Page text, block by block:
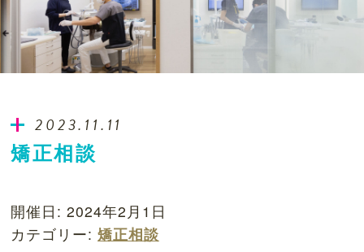
2023.11.11
矯正相談
開催日: 2024年2月1日
カテゴリー:矯正相談